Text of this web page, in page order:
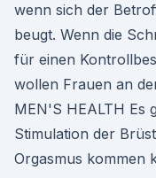
wenn sich der
beugt. Wenn die
für einen
wollen Frauen an
MEN'S HEALTH Es
Stimulation der
Orgasmus kommen